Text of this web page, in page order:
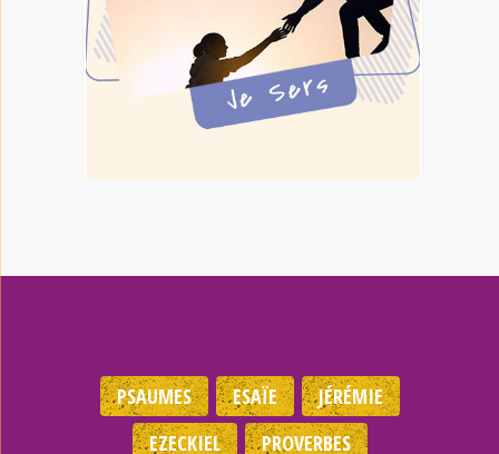
PSAUMES ESAÏE
JÉRÉMIE
EZECKIEL
PROVERBES